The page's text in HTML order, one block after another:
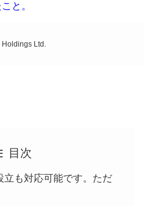
と。
Holdings Ltd.
目次
立も対応可能です。ただ